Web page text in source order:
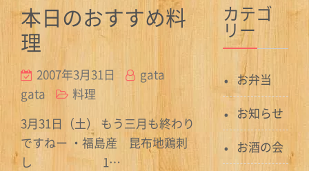
本日のおすすめ料
理
2007年3月31日
gata
gata
料理
3月31日（土） もう三月も終わり
ですねー ・福島産 昆布地鶏刺
し 1…
カテゴ
リー
お弁当
お知らせ
お酒の会